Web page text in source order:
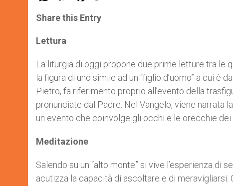
t
s
p
p
s
e
e
b
Share this Entry
Lettura
La liturgia di oggi propone due prime letture tra le
la figura di uno simile ad un “figlio d’uomo” a cui
Pietro, fa riferimento proprio all’evento della
pronunciate dal Padre. Nel Vangelo, viene narrata
un evento che coinvolge gli occhi e le orecchie dei
Meditazione
Salendo su un “alto monte” si vive l’esperienza di
acutizza la capacità di ascoltare e di